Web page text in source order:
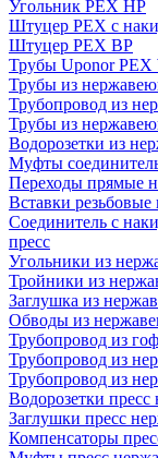
Угольник PEX НР
Штуцер PEX c
Штуцер PEX ВР
Трубы Uponor PEX
Трубы из
Трубопровод из
Трубы из
Водорозетки из
Муфты
Переходы прямые
Вставки
Соединитель с
пресс
Угольники из
Тройники из
Заглушка из
Обводы из
Трубопровод из
Трубопровод из
Трубопровод из
Водорозетки
Заглушки пресс
Компенсаторы